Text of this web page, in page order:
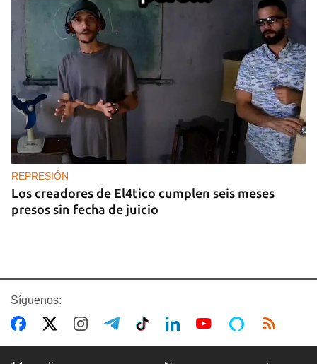
REPRESIÓN
Los creadores de El4tico cumplen seis meses
presos sin fecha de juicio
Síguenos: